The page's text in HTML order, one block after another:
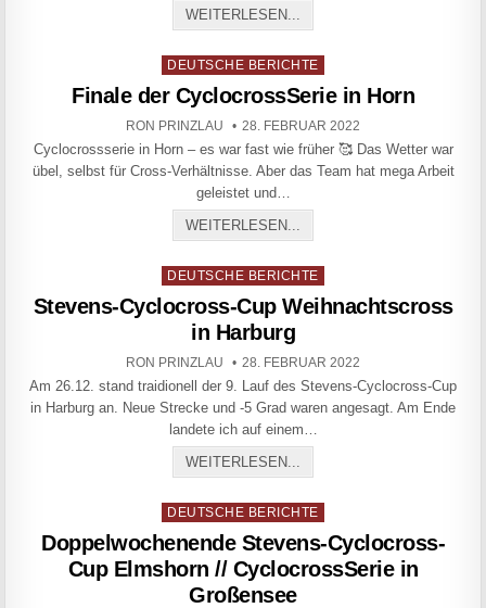
WEITERLESEN...
Posted in
DEUTSCHE BERICHTE
Finale der CyclocrossSerie in Horn
AUTHOR:
RON PRINZLAU PUBLISHED DATE:
28. FEBRUAR 2022
Cyclocrossserie in Horn – es war fast wie früher 🥰 Das Wetter war
übel, selbst für Cross-Verhältnisse. Aber das Team hat mega Arbeit
geleistet und…
WEITERLESEN...
Posted in
DEUTSCHE BERICHTE
Stevens-Cyclocross-Cup Weihnachtscross
in Harburg
AUTHOR:
RON PRINZLAU PUBLISHED DATE:
28. FEBRUAR 2022
Am 26.12. stand traidionell der 9. Lauf des Stevens-Cyclocross-Cup
in Harburg an. Neue Strecke und -5 Grad waren angesagt. Am Ende
landete ich auf einem…
WEITERLESEN...
Posted in
DEUTSCHE BERICHTE
Doppelwochenende Stevens-Cyclocross-
Cup Elmshorn // CyclocrossSerie in
Großensee